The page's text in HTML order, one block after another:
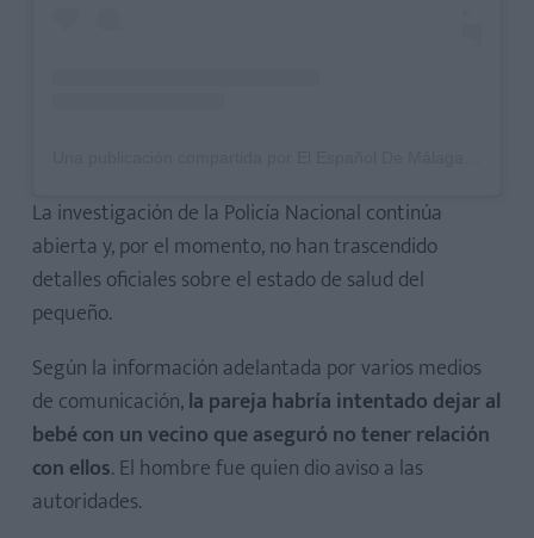
La investigación de la Policía Nacional continúa
abierta y, por el momento, no han trascendido
detalles oficiales sobre el estado de salud del
pequeño.
Según la información adelantada por varios medios
de comunicación,la pareja habría intentado dejar al
bebé con un vecino que aseguró no tener relación
con ellos. El hombre fue quien dio aviso a las
autoridades.